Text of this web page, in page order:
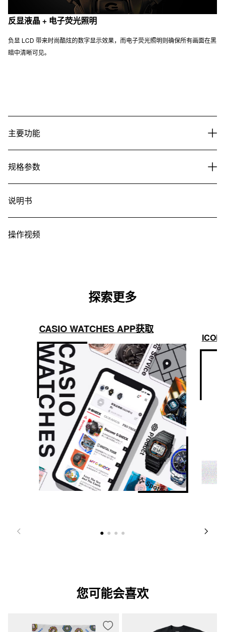
反显液晶 + 电子荧光照明
负显 LCD 带来时尚酷炫的数字显示效果，而电子荧光照明则确保所有画面在黑
暗中清晰可见。
主要功能
规格参数
说明书
操作视频
探索更多
CASIO WATCHES APP获取
您可能会喜欢